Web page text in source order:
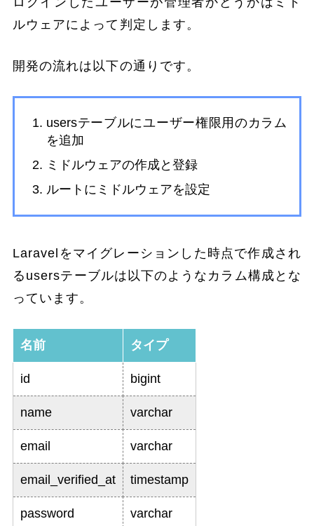
ルウェアによって判定します。
開発の流れは以下の通りです。
usersテーブルにユーザー権限用のカラム
を追加
ミドルウェアの作成と登録
ルートにミドルウェアを設定
Laravelをマイグレーションした時点で作成され
るusersテーブルは以下のようなカラム構成とな
っています。
名前 タイプ
id bigint
name varchar
email varchar
email_verified_at timestamp
password varchar